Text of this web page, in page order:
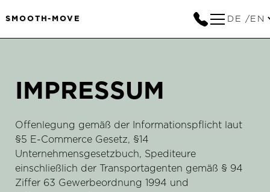
SMOOTH-MOVE DE /EN
IMPRESSUM
Offenlegung gemäß der Informationspflicht laut
§5 E-Commerce Gesetz, §14
Unternehmensgesetzbuch, Spediteure
einschließlich der Transportagenten gemäß § 94
Ziffer 63 Gewerbeordnung 1994 und